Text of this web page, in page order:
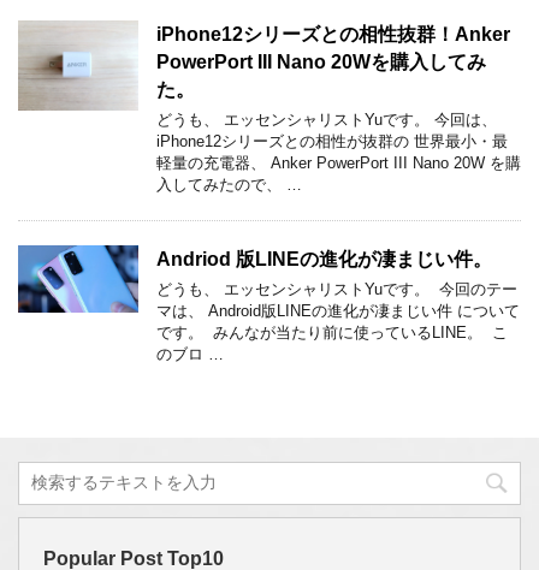
iPhone12シリーズとの相性抜群！Anker
PowerPort III Nano 20Wを購入してみ
た。
どうも、 エッセンシャリストYuです。 今回は、
iPhone12シリーズとの相性が抜群の 世界最小・最
軽量の充電器、 Anker PowerPort III Nano 20W を購
入してみたので、 …
Andriod 版LINEの進化が凄まじい件。
どうも、 ​​エッセンシャリストYuです。 ​​ ​​今回のテー
マは、 Android版LINEの進化が凄まじい件 ​​について
です。 ​​ みんなが当たり前に使っているLINE。 ​​ ​​こ
のブロ …
Popular Post Top10